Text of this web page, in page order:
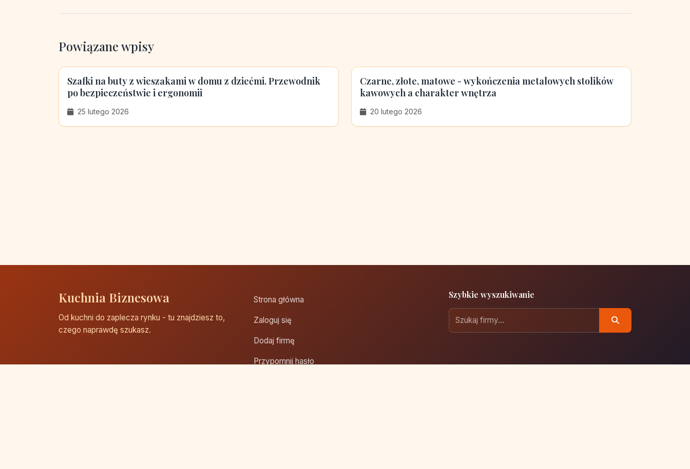
Powiązane wpisy
Szafki na buty z wieszakami w domu z dziećmi. Przewodnik
po bezpieczeństwie i ergonomii
25 lutego 2026
Czarne, złote, matowe - wykończenia metalowych stolików
kawowych a charakter wnętrza
20 lutego 2026
Kuchnia Biznesowa
Od kuchni do zaplecza rynku - tu znajdziesz to,
czego naprawdę szukasz.
Strona główna
Zaloguj się
Dodaj firmę
Przypomnij hasło
Szybkie wyszukiwanie